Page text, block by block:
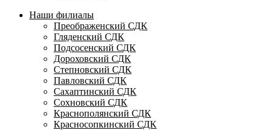
Наши филиалы
Преображенский СДК
Гляденский СДК
Подсосенский СДК
Дороховский СДК
Степновский СДК
Павловский СДК
Сахаптинский СДК
Сохновский СДК
Краснополянский СДК
Красносопкинский СДК